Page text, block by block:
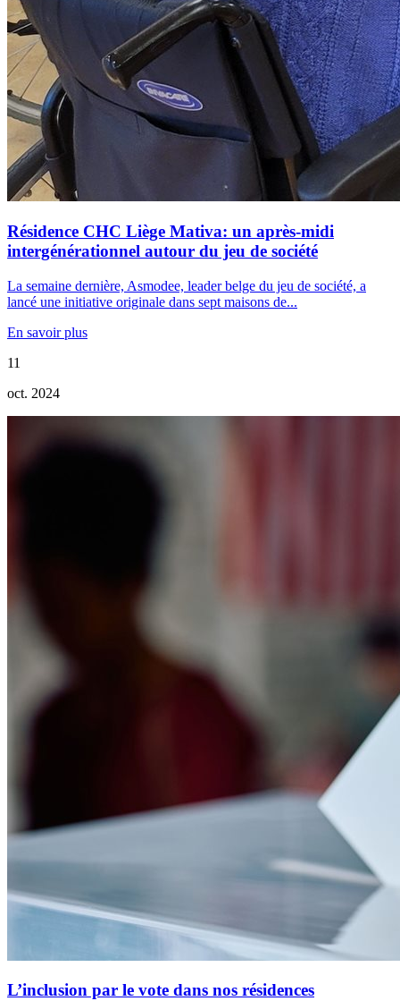
Résidence CHC Liège Mativa: un après-midi
intergénérationnel autour du jeu de société
La semaine dernière, Asmodee, leader belge du jeu de société, a
lancé une initiative originale dans sept maisons de...
En savoir plus
11
oct. 2024
L’inclusion par le vote dans nos résidences